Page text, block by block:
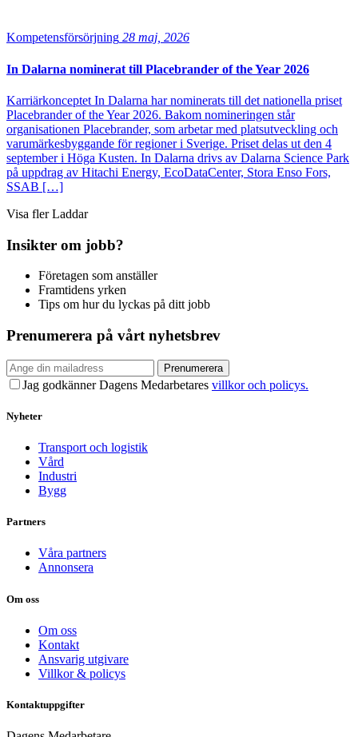
Kompetensförsörjning 28 maj, 2026
In Dalarna nominerat till Placebrander of the Year 2026
Karriärkonceptet In Dalarna har nominerats till det nationella priset
Placebrander of the Year 2026. Bakom nomineringen står
organisationen Placebrander, som arbetar med platsutveckling och
varumärkesbyggande för regioner i Sverige. Priset delas ut den 4
september i Höga Kusten. In Dalarna drivs av Dalarna Science Park
på uppdrag av Hitachi Energy, EcoDataCenter, Stora Enso Fors,
SSAB […]
Visa fler Laddar
Insikter om jobb?
Företagen som anställer
Framtidens yrken
Tips om hur du lyckas på ditt jobb
Prenumerera på vårt nyhetsbrev
Prenumerera
Jag godkänner Dagens Medarbetares villkor och policys.
Nyheter
Transport och logistik
Vård
Industri
Bygg
Partners
Våra partners
Annonsera
Om oss
Om oss
Kontakt
Ansvarig utgivare
Villkor & policys
Kontaktuppgifter